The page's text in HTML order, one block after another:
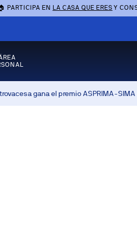
PARTICIPA EN LA CASA QUE ERES Y
gana el premio ASPRIMA-